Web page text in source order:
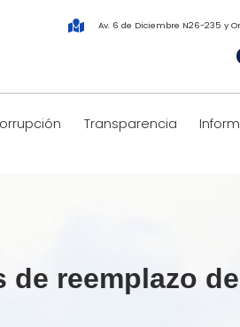
Av. 6 de Diciembre N26-235 y
Transparencia
reemplazo